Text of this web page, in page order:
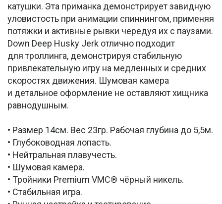
катушки. Эта приманка демонстрирует завидную
уловистость при анимации спиннингом, применяя
потяжки и активные рывки чередуя их с паузами.
Down Deep Husky Jerk отлично подходит
для троллинга, демонстрируя стабильную
привлекательную игру на медленных и средних
скоростях движения. Шумовая камера
и детальное оформление не оставляют хищника
равнодушным.
• Размер 14см. Вес 23гр. Рабочая глубина до 5,5м.
• Глубоководная лопасть.
• Нейтральная плавучесть.
• Шумовая камера.
• Тройники Premium VMC® чёрный никель.
• Стабильная игра.